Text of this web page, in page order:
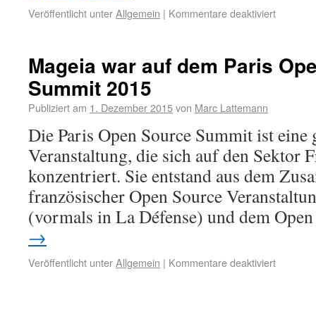
Veröffentlicht unterAllgemein | Kommentare deaktiviert
Mageia war auf dem Paris
Summit 2015
Publiziert am 1. Dezember 2015von Marc Lattemann
Die Paris Open Source Summit ist eine
Veranstaltung, die sich auf den Sektor
konzentriert. Sie entstand aus dem
französischer Open Source
(vormals in La Défense) und dem
→
Veröffentlicht unterAllgemein | Kommentare deaktiviert